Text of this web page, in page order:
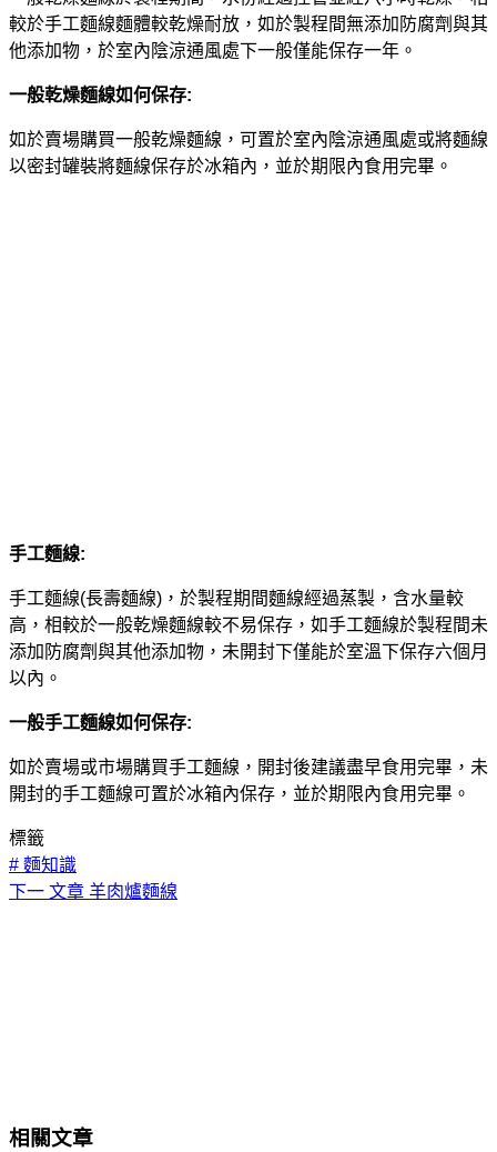
較於手工麵線麵體較乾燥耐放，如於製程間無添加防腐劑與其
他添加物，於室內陰涼通風處下一般僅能保存一年。
一般乾燥麵線如何保存:
如於賣場購買一般乾燥麵線，可置於室內陰涼通風處或將麵線
以密封罐裝將麵線保存於冰箱內，並於期限內食用完畢。
手工麵線:
手工麵線(長壽麵線)，於製程期間麵線經過蒸製，含水量較
高，相較於一般乾燥麵線較不易保存，如手工麵線於製程間未
添加防腐劑與其他添加物，未開封下僅能於室溫下保存六個月
以內。
一般手工麵線如何保存:
如於賣場或市場購買手工麵線，開封後建議盡早食用完畢，未
開封的手工麵線可置於冰箱內保存，並於期限內食用完畢。
標籤
# 麵知識
下一 文章 羊肉爐麵線
相關文章